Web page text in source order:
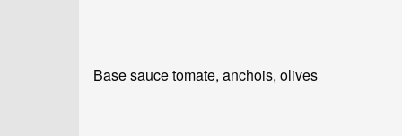
Base sauce tomate, anchois, olives